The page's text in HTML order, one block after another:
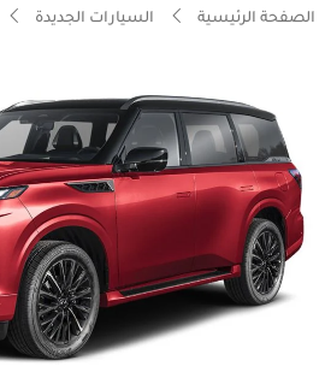
الصفحة الرئيسية السيارات الجديدة